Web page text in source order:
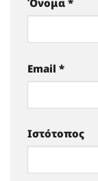
Email *
Ιστότοπος